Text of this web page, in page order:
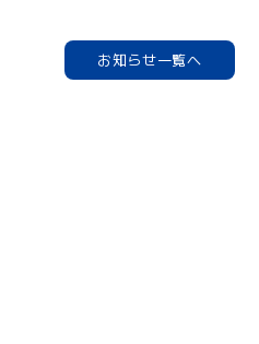
お知らせ一覧へ